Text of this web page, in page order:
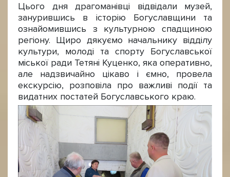
Цього дня драгоманівці відвідали музей,
занурившись в історію Богуславщини та
ознайомившись з культурною спадщиною
регіону. Щиро дякуємо начальнику відділу
культури, молоді та спорту Богуславської
міської ради Тетяні Куценко, яка оперативно,
але надзвичайно цікаво і ємно, провела
екскурсію, розповіла про важливі події та
видатних постатей Богуславського краю.